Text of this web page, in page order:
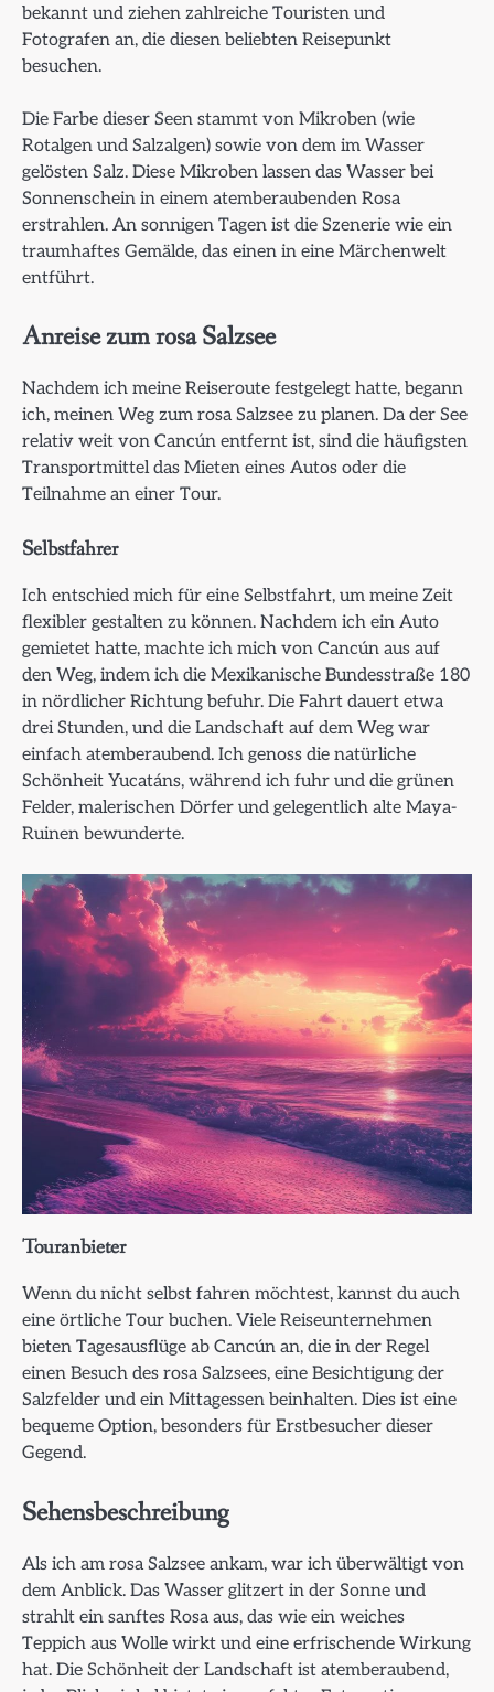
bekannt und ziehen zahlreiche Touristen und
Fotografen an, die diesen beliebten Reisepunkt
besuchen.
Die Farbe dieser Seen stammt von Mikroben (wie
Rotalgen und Salzalgen) sowie von dem im Wasser
gelösten Salz. Diese Mikroben lassen das Wasser bei
Sonnenschein in einem atemberaubenden Rosa
erstrahlen. An sonnigen Tagen ist die Szenerie wie ein
traumhaftes Gemälde, das einen in eine Märchenwelt
entführt.
Anreise zum rosa Salzsee
Nachdem ich meine Reiseroute festgelegt hatte, begann
ich, meinen Weg zum rosa Salzsee zu planen. Da der See
relativ weit von Cancún entfernt ist, sind die häufigsten
Transportmittel das Mieten eines Autos oder die
Teilnahme an einer Tour.
Selbstfahrer
Ich entschied mich für eine Selbstfahrt, um meine Zeit
flexibler gestalten zu können. Nachdem ich ein Auto
gemietet hatte, machte ich mich von Cancún aus auf
den Weg, indem ich die Mexikanische Bundesstraße 180
in nördlicher Richtung befuhr. Die Fahrt dauert etwa
drei Stunden, und die Landschaft auf dem Weg war
einfach atemberaubend. Ich genoss die natürliche
Schönheit Yucatáns, während ich fuhr und die grünen
Felder, malerischen Dörfer und gelegentlich alte Maya-
Ruinen bewunderte.
Touranbieter
Wenn du nicht selbst fahren möchtest, kannst du auch
eine örtliche Tour buchen. Viele Reiseunternehmen
bieten Tagesausflüge ab Cancún an, die in der Regel
einen Besuch des rosa Salzsees, eine Besichtigung der
Salzfelder und ein Mittagessen beinhalten. Dies ist eine
bequeme Option, besonders für Erstbesucher dieser
Gegend.
Sehensbeschreibung
Als ich am rosa Salzsee ankam, war ich überwältigt von
dem Anblick. Das Wasser glitzert in der Sonne und
strahlt ein sanftes Rosa aus, das wie ein weiches
Teppich aus Wolle wirkt und eine erfrischende Wirkung
hat. Die Schönheit der Landschaft ist atemberaubend,